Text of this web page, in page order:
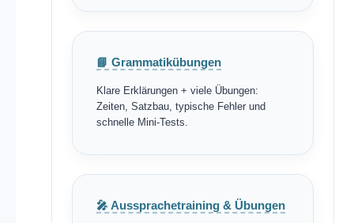
📘 Grammatikübungen
Klare Erklärungen + viele Übungen:
Zeiten, Satzbau, typische Fehler und
schnelle Mini-Tests.
🎤 Aussprachetraining & Übungen